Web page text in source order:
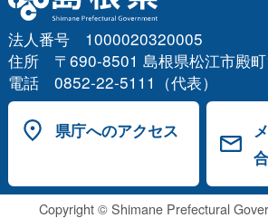
法人番号 1000020320005
住所 〒690-8501 島根県松江市殿
電話 0852-22-5111（代表）
県庁へのアクセス
Copyright © Shimane Prefectural